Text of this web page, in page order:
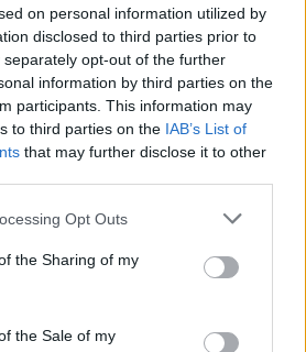
on personal information utilized by
disclosed to third parties prior to
opt-out of the further
information by third parties on the
participants. This information may
to third parties on the IAB’s List of
that may further disclose it to other
Opt Outs
the Sharing of my
the Sale of my
Next Article
το Avopolis Network στο